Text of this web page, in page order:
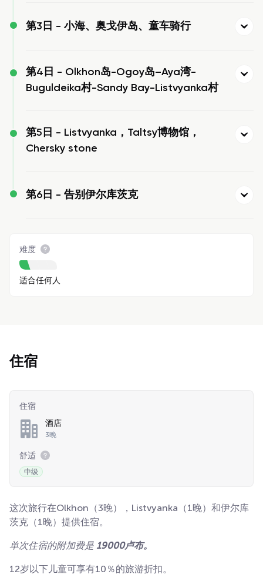
第3日 - 小海、奥戈伊岛、童车骑行
第4日 - Olkhon岛-Ogoy岛–Aya湾-
Buguldeika村-Sandy Bay-Listvyanka村
第5日 - Listvyanka，Taltsy博物馆，
Chersky stone
第6日 - 告别伊尔库茨克
难度
适合任何人
住宿
住宿
酒店
3晚
舒适
中级
这次旅行在Olkhon（3晚），Listvyanka（1晚）和伊尔库
茨克（1晚）提供住宿。
单次住宿的附加费是 19000卢布。
12岁以下儿童可享有10％的旅游折扣。